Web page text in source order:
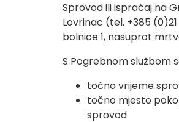
Sprovod ili ispraćaj na
Lovrinac (tel. +385
bolnice 1, nasuprot
S Pogrebnom službom
točno vrijeme
točno mjesto
sprovod